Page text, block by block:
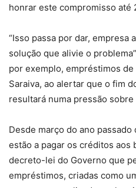
honrar este compromisso até
“Isso passa por dar, empresa
solução que alivie o
por exemplo, empréstimos
Saraiva, ao alertar que o fim
resultará numa pressão
Desde março do ano
estão a pagar os créditos aos
decreto-lei do Governo que
empréstimos, criadas como